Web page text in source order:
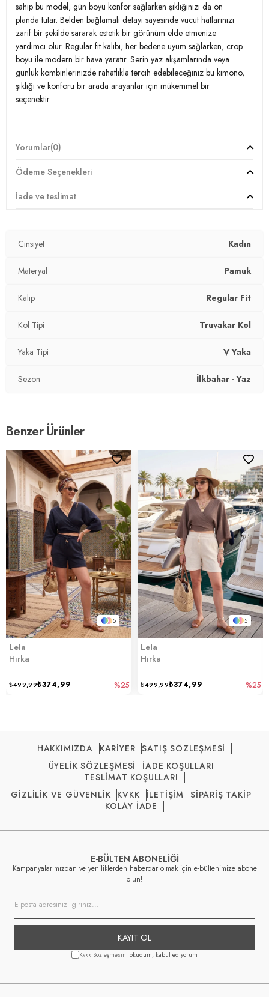
sahip bu model, gün boyu konfor sağlarken şıklığınızı da ön
planda tutar. Belden bağlamalı detayı sayesinde vücut hatlarınızı
zarif bir şekilde sararak estetik bir görünüm elde etmenize
yardımcı olur. Regular fit kalıbı, her bedene uyum sağlarken, crop
boyu ile modern bir hava yaratır. Serin yaz akşamlarında veya
günlük kombinlerinizde rahatlıkla tercih edebileceğiniz bu kimono,
şıklığı ve konforu bir arada arayanlar için mükemmel bir
seçenektir.
Giyim Tarzı: Günlük/Casual
Materyal: % 100 Pamuk
Kapama Şekli:
Kol Tipi:
Kumaş Tipi:
Boy:Crop
Kalıp Bilgisi:
Manken Bedeni:
Boy: 1.65 cm / Göğüs : 80 cm / Bel : 60 cm
2DY668YL2783.07
Yorumlar(0)
Ödeme Seçenekleri
İade ve teslimat
Cinsiyet Kadın
Materyal Pamuk
Kalıp Regular Fit
Kol Tipi Truvakar Kol
Yaka Tipi V Yaka
Sezon İlkbahar - Yaz
Benzer Ürünler
5
Lela
Hırka
₺374,99
₺499,99 %25
5
Lela
Hırka
₺374,99
₺499,99 %25
HAKKIMIZDA KARİYER SATIŞ SÖZLEŞMESİ
ÜYELİK SÖZLEŞMESİ
İADE KOŞULLARI
TESLİMAT KOŞULLARI
GİZLİLİK VE GÜVENLİK KVKK İLETİŞİM
SİPARİŞ TAKİP
KOLAY İADE
E-BÜLTEN ABONELİĞİ
Kampanyalarımızdan ve yeniliklerden haberdar olmak için e-bültenimize abone
olun!
KAYIT OL
Kvkk Sözleşmesini okudum, kabul ediyorum